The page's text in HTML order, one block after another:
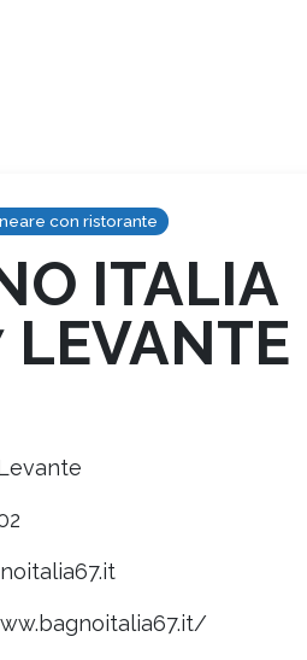
con ristorante
ITALIA
LEVANTE